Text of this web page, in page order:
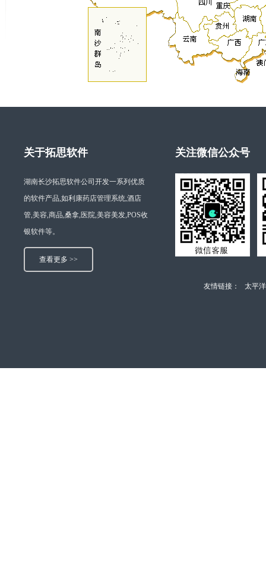
关于拓思软件
湖南长沙拓思软件公司开发一系列优质
的软件产品,如利康药店管理系统,酒店
管,美容,商品,桑拿,医院,美容美发,POS收
银软件等。
查看更多 >>
关注微信公众号
友情链接： 太平